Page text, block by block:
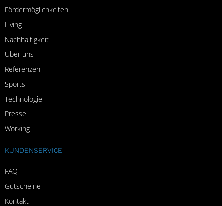
Fördermöglichkeiten
Living
Nachhaltigkeit
Über uns
Referenzen
Sports
Technologie
Presse
Working
KUNDENSERVICE
FAQ
Gutscheine
Kontakt